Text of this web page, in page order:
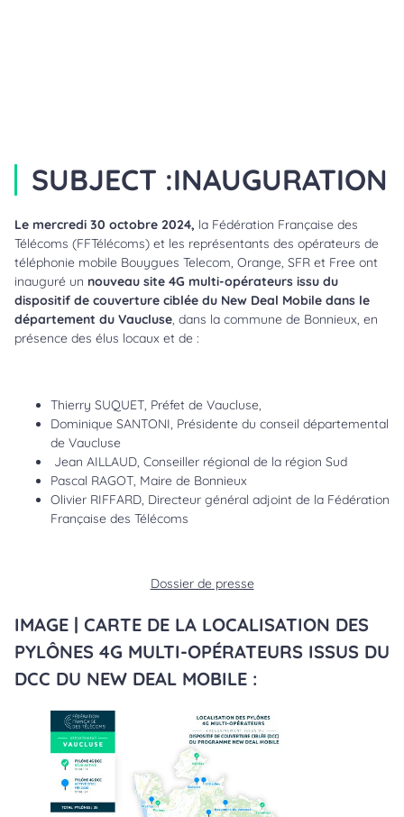
SUBJECT :INAUGURATION
Le mercredi 30 octobre 2024, la Fédération Française des
Télécoms (FFTélécoms) et les représentants des opérateurs de
téléphonie mobile Bouygues Telecom, Orange, SFR et Free ont
inauguré un nouveau site 4G multi-opérateurs issu du
dispositif de couverture ciblée du New Deal Mobile dans le
département du Vaucluse, dans la commune de Bonnieux, en
présence des élus locaux et de :
Thierry SUQUET, Préfet de Vaucluse,
Dominique SANTONI, Présidente du conseil départemental
de Vaucluse
Jean AILLAUD, Conseiller régional de la région Sud
Pascal RAGOT, Maire de Bonnieux
Olivier RIFFARD, Directeur général adjoint de la Fédération
Française des Télécoms
Dossier de presse
IMAGE | CARTE DE LA LOCALISATION DES
PYLÔNES 4G MULTI-OPÉRATEURS ISSUS DU
DCC DU NEW DEAL MOBILE :